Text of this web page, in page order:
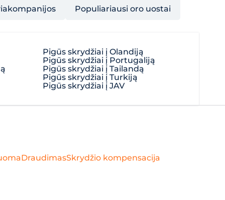
Populiariausi oro uostai
Pigūs skrydžiai į Olandiją
Pigūs skrydžiai į Portugaliją
Pigūs skrydžiai į Tailandą
Pigūs skrydžiai į Turkiją
Pigūs skrydžiai į JAV
DraudimasSkrydžio kompensacija